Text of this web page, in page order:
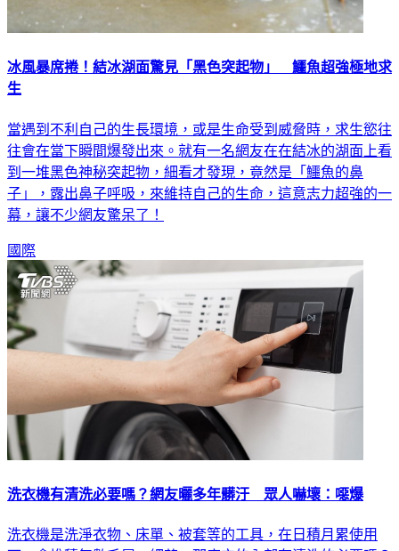
冰風暴席捲！結冰湖面驚見「黑色突起物」 鱷魚超強極地求
生
當遇到不利自己的生長環境，或是生命受到威脅時，求生慾往
往會在當下瞬間爆發出來。就有一名網友在在結冰的湖面上看
到一堆黑色神秘突起物，細看才發現，竟然是「鱷魚的鼻
子」，露出鼻子呼吸，來維持自己的生命，這意志力超強的一
幕，讓不少網友驚呆了！
國際
洗衣機有清洗必要嗎？網友曬多年髒汙 眾人嚇壞：噁爆
洗衣機是洗淨衣物、床單、被套等的工具，在日積月累使用